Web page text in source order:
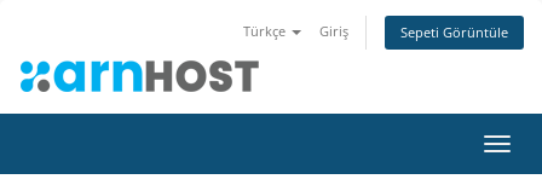
Türkçe Giriş Sepeti Görüntüle